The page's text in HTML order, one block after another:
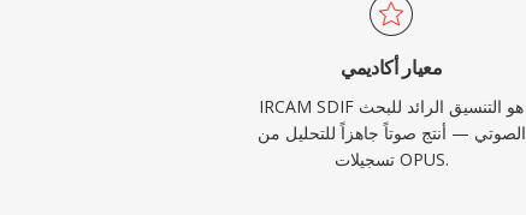
معيار أكاديمي
IRCAM SDIF هو التنسيق الرائد للبحث
الصوتي — أنتج صوتاً جاهزاً للتحليل من
تسجيلات OPUS.